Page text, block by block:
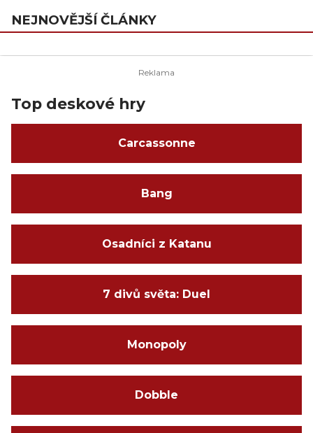
NEJNOVĚJŠÍ ČLÁNKY
Top deskové hry
Carcassonne
Bang
Osadníci z Katanu
7 divů světa: Duel
Monopoly
Dobble